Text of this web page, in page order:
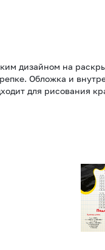
дизайном на
Обложка и
для рисования
"Космошкола"